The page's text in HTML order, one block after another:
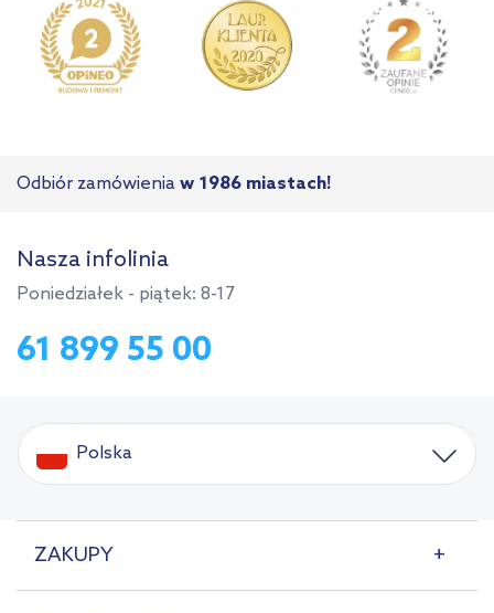
Odbiór zamówienia w 1986 miastach!
Nasza infolinia
Poniedziałek - piątek: 8-17
61 899 55 00
Polska
ZAKUPY